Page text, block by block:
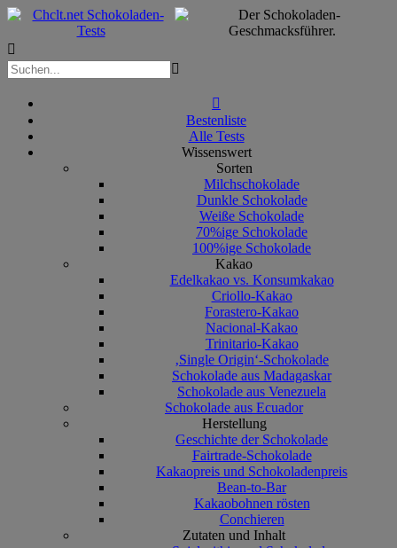



Bestenliste
Alle Tests
Wissenswert
Sorten
Milchschokolade
Dunkle Schokolade
Weiße Schokolade
70%ige Schokolade
100%ige Schokolade
Kakao
Edelkakao vs. Konsumkakao
Criollo-Kakao
Forastero-Kakao
Nacional-Kakao
Trinitario-Kakao
‚Single Origin‘-Schokolade
Schokolade aus Madagaskar
Schokolade aus Venezuela
Schokolade aus Ecuador
Herstellung
Geschichte der Schokolade
Fairtrade-Schokolade
Kakaopreis und Schokoladenpreis
Bean-to-Bar
Kakaobohnen rösten
Conchieren
Zutaten und Inhalt